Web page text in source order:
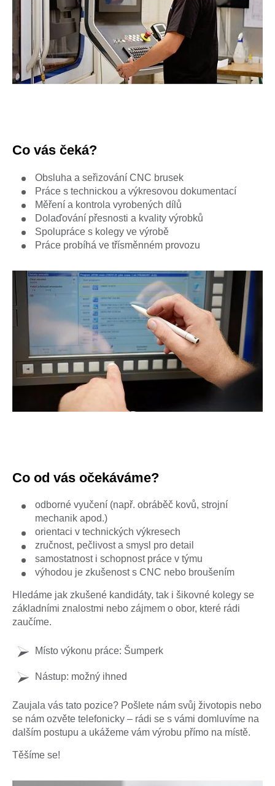
Co vás čeká?
Obsluha a seřizování CNC brusek
Práce s technickou a výkresovou dokumentací
Měření a kontrola vyrobených dílů
Dolaďování přesnosti a kvality výrobků
Spolupráce s kolegy ve výrobě
Práce probíhá ve třísměnném provozu
Co od vás očekáváme?
odborné vyučení (např. obráběč kovů, strojní
mechanik apod.)
orientaci v technických výkresech
zručnost, pečlivost a smysl pro detail
samostatnost i schopnost práce v týmu
výhodou je zkušenost s CNC nebo broušením
Hledáme jak zkušené kandidáty, tak i šikovné kolegy se
základními znalostmi nebo zájmem o obor, které rádi
zaučíme.
Místo výkonu práce: Šumperk
Nástup: možný ihned
Zaujala vás tato pozice? Pošlete nám svůj životopis nebo
se nám ozvěte telefonicky – rádi se s vámi domluvíme na
dalším postupu a ukážeme vám výrobu přímo na místě.
Těšíme se!